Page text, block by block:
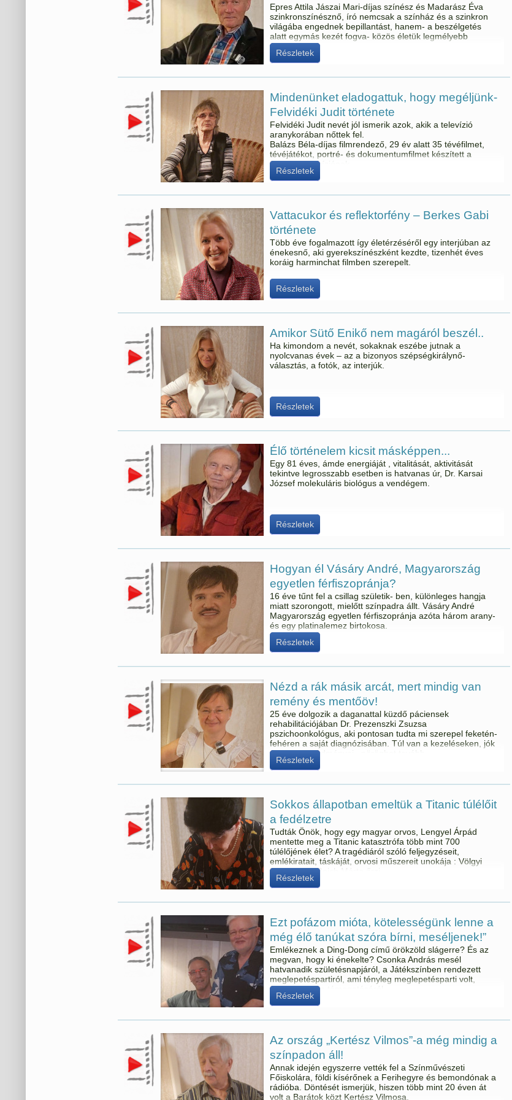
Epres Attila Jászai Mari-díjas színész és Madarász Éva
szinkronszínésznő, író nemcsak a színház és a szinkron
világába engednek bepillantást, hanem- a beszélgetés
alatt egymás kezét fogva- közös életük legmélyebb
rétegeibe is.
Részletek
Mindenünket eladogattuk, hogy megéljünk-
Felvidéki Judit története
Felvidéki Judit nevét jól ismerik azok, akik a televízió
aranykorában nőttek fel.
Balázs Béla-díjas filmrendező, 29 év alatt 35 tévéfilmet,
tévéjátékot, portré- és dokumentumfilmet készített a
Magyar Televíziónak.
Részletek
Vattacukor és reflektorfény – Berkes Gabi
története
Több éve fogalmazott így életérzéséről egy interjúban az
énekesnő, aki gyerekszínészként kezdte, tizenhét éves
koráig harminchat filmben szerepelt.
Részletek
Amikor Sütő Enikő nem magáról beszél..
Ha kimondom a nevét, sokaknak eszébe jutnak a
nyolcvanas évek – az a bizonyos szépségkirálynő-
választás, a fotók, az interjúk.
Részletek
Élő történelem kicsit másképpen...
Egy 81 éves, ámde energiáját , vitalitását, aktivitását
tekintve legrosszabb esetben is hatvanas úr, Dr. Karsai
József molekuláris biológus a vendégem.
Részletek
Hogyan él Vásáry André, Magyarország
egyetlen férfiszopránja?
16 éve tűnt fel a csillag születik- ben, különleges hangja
miatt szorongott, mielőtt színpadra állt. Vásáry André
Magyarország egyetlen férfiszopránja azóta három arany-
és egy platinalemez birtokosa.
Részletek
Nézd a rák másik arcát, mert mindig van
remény és mentőöv!
25 éve dolgozik a daganattal küzdő páciensek
rehabilitációjában Dr. Prezenszki Zsuzsa
pszichoonkológus, aki pontosan tudta mi szerepel feketén-
fehéren a saját diagnózisában. Túl van a kezeléseken, jók
a kontroll eredményei , pöröghet tovább..
Részletek
Sokkos állapotban emeltük a Titanic túlélőit
a fedélzetre
Tudták Önök, hogy egy magyar orvos, Lengyel Árpád
mentette meg a Titanic katasztrófa több mint 700
túlélőjének élet? A tragédiáról szóló feljegyzéseit,
emlékiratait, táskáját, orvosi műszereit unokája : Völgyi
Péterné Dr. Reich Márta őrzi.
Részletek
Ezt pofázom mióta, kötelességünk lenne a
még élő tanúkat szóra bírni, meséljenek!”
Emlékeznek a Ding-Dong című örökzöld slágerre? És az
megvan, hogy ki énekelte? Csonka András mesél
hatvanadik születésnapjáról, a Játékszínben rendezett
meglepetéspartiról, ami tényleg meglepetésparti volt,
Bodrogi Gyula támogatásáról
Részletek
Az ország „Kertész Vilmos”-a még mindig a
színpadon áll!
Annak idején egyszerre vették fel a Színművészeti
Főiskolára, földi kísérőnek a Ferihegyre és bemondónak a
rádióba. Döntését ismerjük, hiszen több mint 20 éven át
volt a Barátok közt Kertész Vilmosa.